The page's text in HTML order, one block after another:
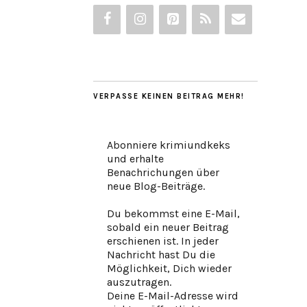
VERPASSE KEINEN BEITRAG MEHR!
Abonniere krimiundkeks
und erhalte
Benachrichungen über
neue Blog-Beiträge.
Du bekommst eine E-Mail,
sobald ein neuer Beitrag
erschienen ist. In jeder
Nachricht hast Du die
Möglichkeit, Dich wieder
auszutragen.
Deine E-Mail-Adresse wird